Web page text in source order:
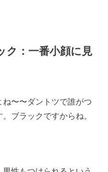
ク：一番小顔に見
〜〜ダントツで誰がつ
ブラックですからね。